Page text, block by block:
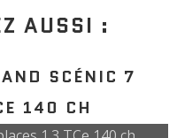
AUSSI :
SCÉNIC 7
140 CH